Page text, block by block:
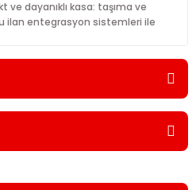
ve dayanıklı kasa: taşıma ve
ilan entegrasyon sistemleri ile
yorumu siz yapın!